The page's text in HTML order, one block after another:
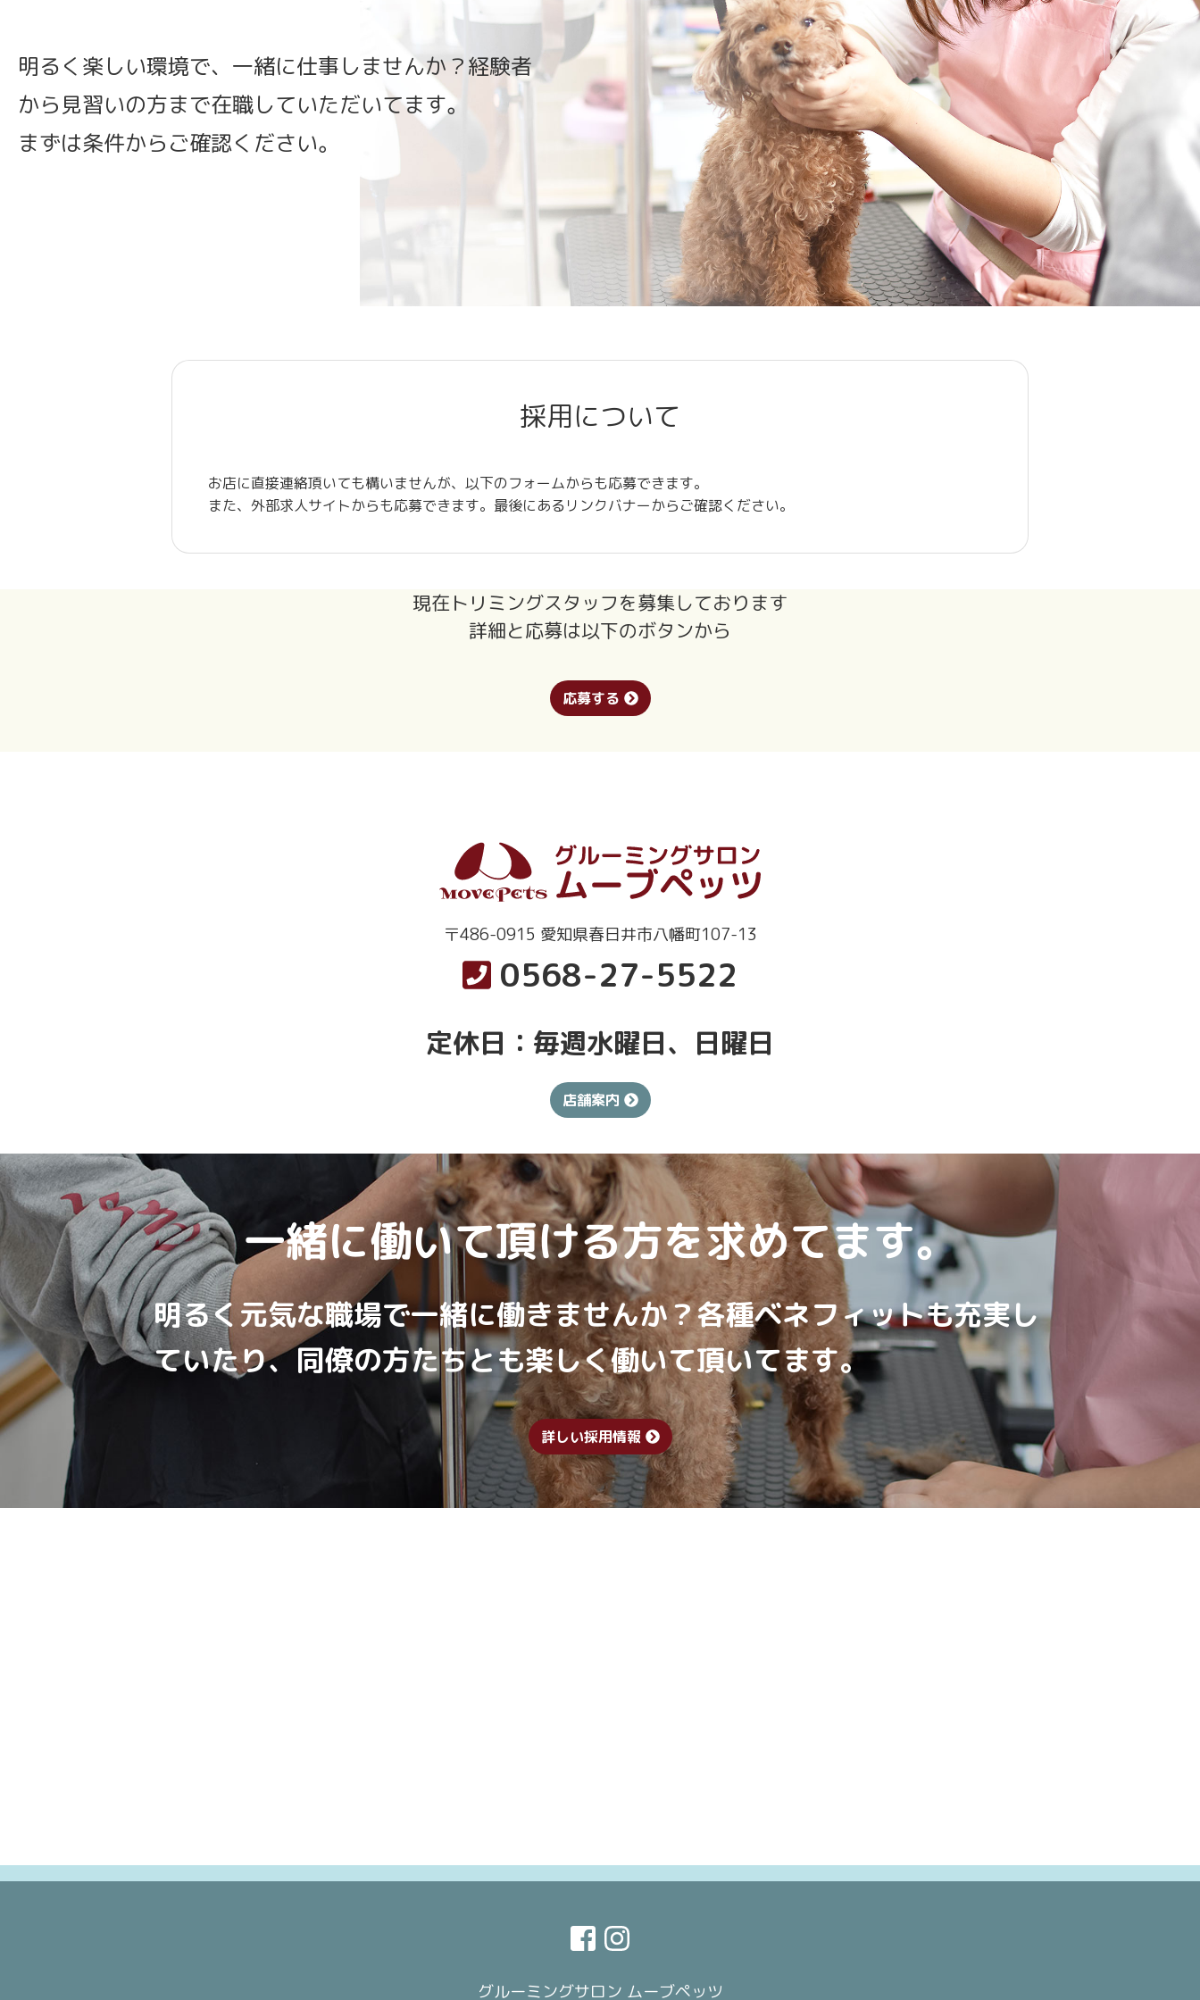
明るく楽しい環境で、一緒に仕事しませんか？経験者
から見習いの方まで在職していただいてます。
まずは条件からご確認ください。
採用について
お店に直接連絡頂いても構いませんが、以下のフォームからも応募できます。
また、外部求人サイトからも応募できます。最後にあるリンクバナーからご確認ください。
現在トリミングスタッフを募集しております
詳細と応募は以下のボタンから
応募する
〒486-0915 愛知県春日井市八幡町107-13
0568-27-5522
定休日：毎週水曜日、日曜日
店舗案内
一緒に働いて頂ける方を求めてます。
明るく元気な職場で一緒に働きませんか？各種ベネフィットも充実し
ていたり、同僚の方たちとも楽しく働いて頂いてます。
詳しい採用情報
グルーミングサロン ムーブペッツ